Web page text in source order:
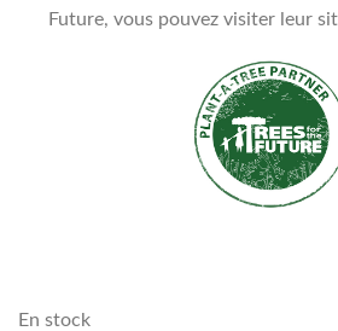
Future, vous pouvez visiter leur
En stock